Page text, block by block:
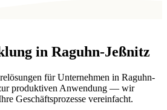
in Raguhn-Jeßnitz
für Unternehmen in Raguhn-
produktiven Anwendung — wir
Geschäftsprozesse vereinfacht.